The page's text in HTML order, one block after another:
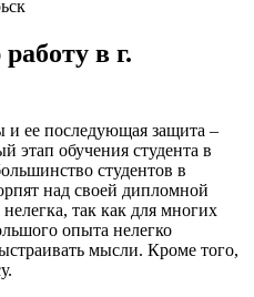
в г.
и ее последующая защита –
этап обучения студента в
студентов в
над своей дипломной
так как для многих
опыта нелегко
мысли. Кроме того,